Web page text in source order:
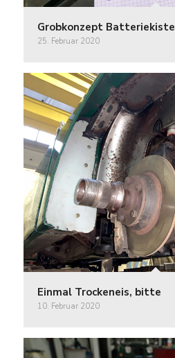
Grobkonzept Batteriekiste
25. Februar 2020
Einmal Trockeneis, bitte
10. Februar 2020